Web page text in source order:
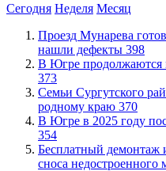
Сегодня Неделя Месяц
​Проезд Мунарева
нашли дефекты 398
​В Югре продолжаются
373
​Семьи Сургутского
родному краю 370
​В Югре в 2025 году
354
​Бесплатный демонтаж
сноса недостроенного